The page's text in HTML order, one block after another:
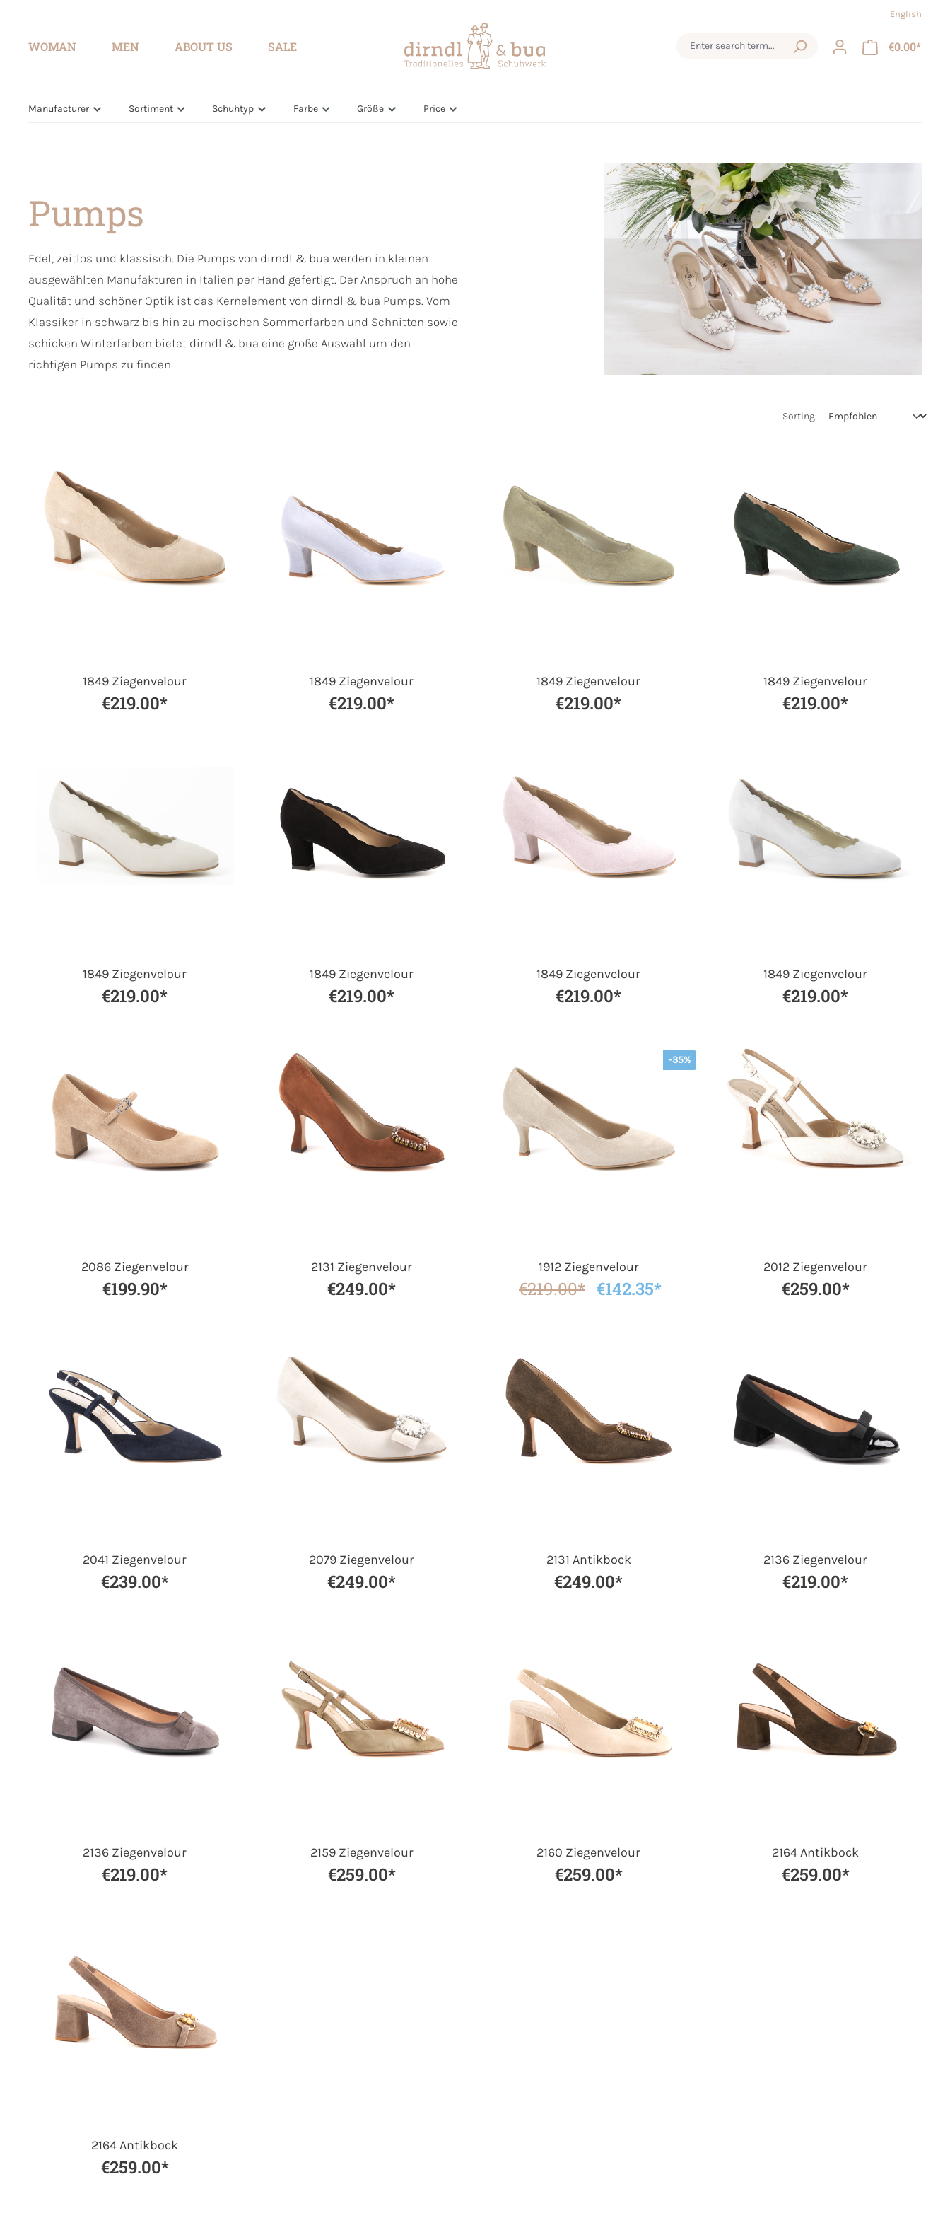
English
WOMAN MEN ABOUT US SALE €0.00*
Manufacturer Sortiment Schuhtyp Farbe Größe Price
Pumps
Edel, zeitlos und klassisch. Die Pumps von dirndl & bua werden in kleinen
ausgewählten Manufakturen in Italien per Hand gefertigt. Der Anspruch an hohe
Qualität und schöner Optik ist das Kernelement von dirndl & bua Pumps. Vom
Klassiker in schwarz bis hin zu modischen Sommerfarben und Schnitten sowie
schicken Winterfarben bietet dirndl & bua eine große Auswahl um den
richtigen Pumps zu finden.
1849 Ziegenvelour
€219.00*
1849 Ziegenvelour
€219.00*
1849 Ziegenvelour
€219.00*
1849 Ziegenvelour
€219.00*
1849 Ziegenvelour
€219.00*
1849 Ziegenvelour
€219.00*
1849 Ziegenvelour
€219.00*
1849 Ziegenvelour
€219.00*
2086 Ziegenvelour
€199.90*
2131 Ziegenvelour
€249.00*
-35%
1912 Ziegenvelour
€219.00* €142.35*
2012 Ziegenvelour
€259.00*
2041 Ziegenvelour
€239.00*
2079 Ziegenvelour
€249.00*
2131 Antikbock
€249.00*
2136 Ziegenvelour
€219.00*
2136 Ziegenvelour
€219.00*
2159 Ziegenvelour
€259.00*
2160 Ziegenvelour
€259.00*
2164 Antikbock
€259.00*
2164 Antikbock
€259.00*